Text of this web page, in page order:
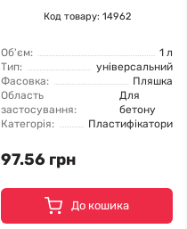
Код товару: 14962
Об'єм:
1 л
Тип:
універсальний
Фасовка:
Пляшка
Область
застосування:
Для
бетону
Категорія:
Пластифікатори
97.56 грн
До кошика